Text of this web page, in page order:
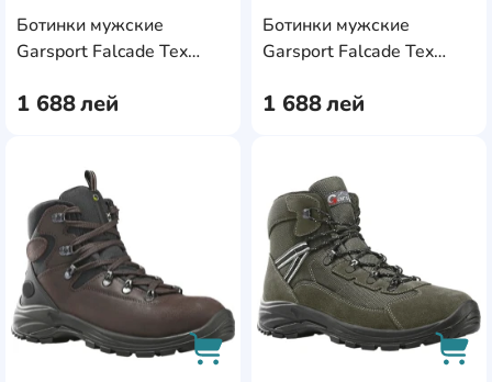
Ботинки мужские
Garsport Falcade Tex
1 688лей
AddCardToCart
Ботинки мужские
Garsport Falcade Tex
1 688лей
AddCardToFavourite